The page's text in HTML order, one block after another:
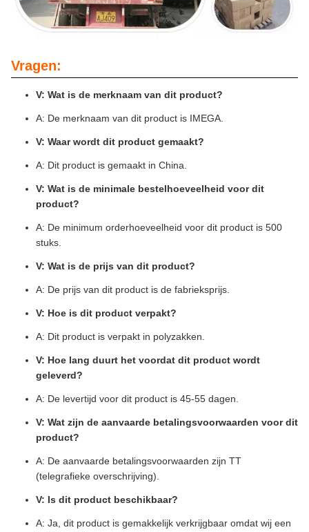
Vragen:
V: Wat is de merknaam van dit product?
A: De merknaam van dit product is IMEGA.
V: Waar wordt dit product gemaakt?
A: Dit product is gemaakt in China.
V: Wat is de minimale bestelhoeveelheid voor dit
product?
A: De minimum orderhoeveelheid voor dit product is 500
stuks.
V: Wat is de prijs van dit product?
A: De prijs van dit product is de fabrieksprijs.
V: Hoe is dit product verpakt?
A: Dit product is verpakt in polyzakken.
V: Hoe lang duurt het voordat dit product wordt
geleverd?
A: De levertijd voor dit product is 45-55 dagen.
V: Wat zijn de aanvaarde betalingsvoorwaarden voor dit
product?
A: De aanvaarde betalingsvoorwaarden zijn TT
(telegrafieke overschrijving).
V: Is dit product beschikbaar?
A: Ja, dit product is gemakkelijk verkrijgbaar omdat wij een